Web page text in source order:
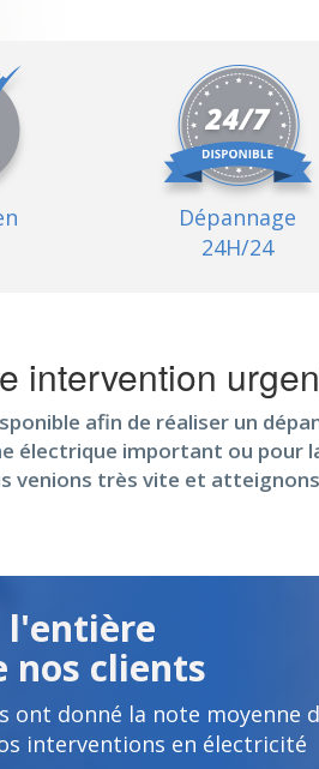
Dépannage
24H/24
intervention
afin de réaliser un
électrique important ou pour
venions très vite et
l'entière
nos clients
ont donné la note moyenne
interventions en électricité